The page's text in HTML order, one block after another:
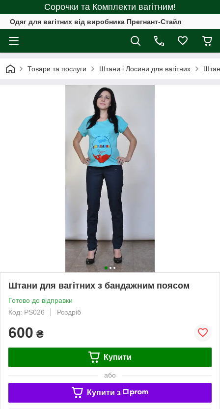
Сорочки та Комплекти вагітним!
Одяг для вагітних від виробника Прегнант-Стайл
Товари та послуги Штани і Лосини для вагітних
Штани для вагітних з бандажним поясом
Готово до відправки
Код: PS026
Роздріб
600 ₴
Купити
або
Купити з